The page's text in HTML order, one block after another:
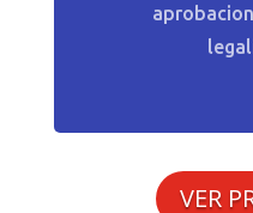
VER